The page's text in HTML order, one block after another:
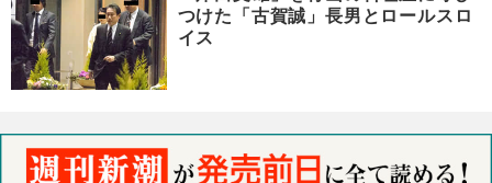
つけた「古賀誠」長男とロールスロ
イス